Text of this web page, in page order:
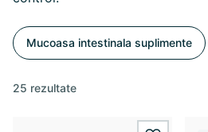
Mucoasa intestinala suplimente
25 rezultate